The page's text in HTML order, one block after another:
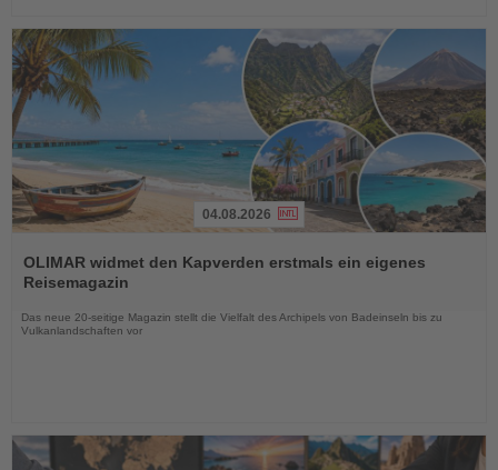
Sie
die
Nachrichten
04.08.2026
OLIMAR widmet den Kapverden erstmals ein eigenes
Reisemagazin
Das neue 20-seitige Magazin stellt die Vielfalt des Archipels von Badeinseln bis zu
Vulkanlandschaften vor